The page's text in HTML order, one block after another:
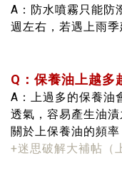
A：防水噴霧只能防
週左右，若遇上雨季
Q：保養油上越多
A：上過多的保養油
透氣，容易產生油漬
關於上保養油的頻
+迷思破解大補帖（